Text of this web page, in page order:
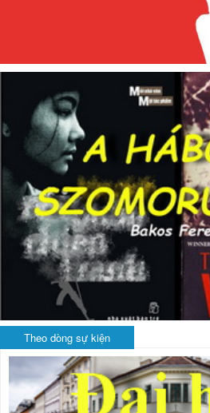
Theo dòng sự kiện